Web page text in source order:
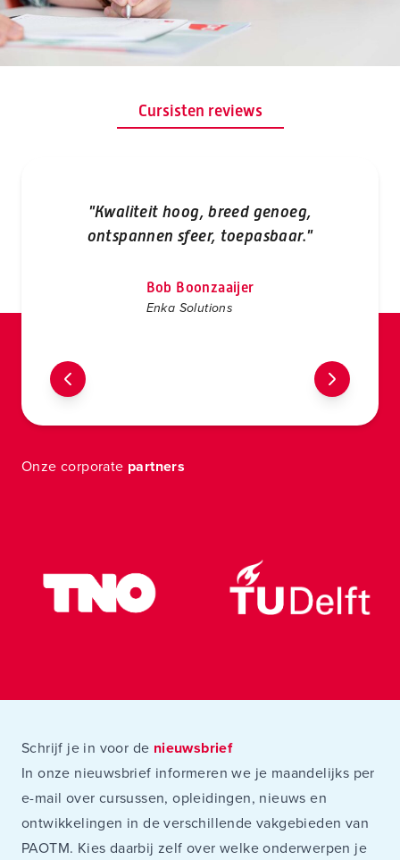
Cursisten reviews
"Kwaliteit hoog, breed genoeg,
ontspannen sfeer, toepasbaar."
Bob Boonzaaijer
Enka Solutions
Onze corporate partners
Schrijf je in voor de nieuwsbrief
In onze nieuwsbrief informeren we je maandelijks per
e-mail over cursussen, opleidingen, nieuws en
ontwikkelingen in de verschillende vakgebieden van
PAOTM. Kies daarbij zelf over welke onderwerpen je